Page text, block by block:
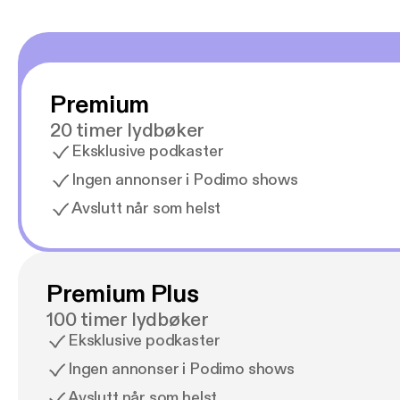
Premium
20 timer lydbøker
Eksklusive podkaster
Ingen annonser i Podimo shows
Avslutt når som helst
Premium Plus
100 timer lydbøker
Eksklusive podkaster
Ingen annonser i Podimo shows